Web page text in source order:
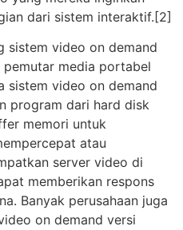
dari sistem interaktif.[2]
sistem video on demand
media portabel
sistem video on demand
program dari hard disk
memori untuk
atau
server video di
memberikan respons
Banyak perusahaan juga
on demand versi